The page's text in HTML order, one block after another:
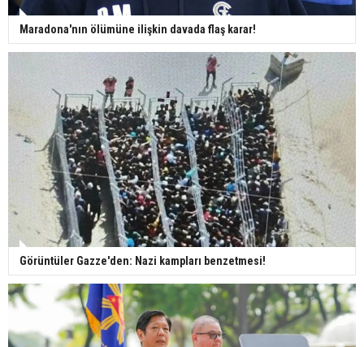
Maradona'nın ölümüne ilişkin davada flaş karar!
Görüntüler Gazze'den: Nazi kampları benzetmesi!